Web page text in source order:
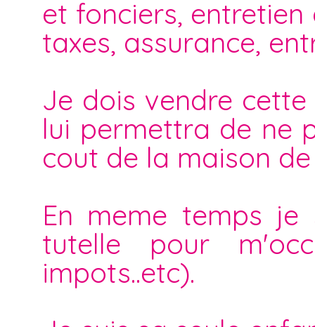
et fonciers,
taxes, assurance,
Je dois vendre
lui permettra de ne
cout de la maison
En meme temps
tutelle pour
impots..etc).